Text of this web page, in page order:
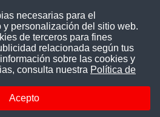
a través
del correo:
necesarias para el
y personalización del sitio web.
de terceros para fines
relacionada según tus
sobre las cookies y
consulta nuestra Política de
Acepto